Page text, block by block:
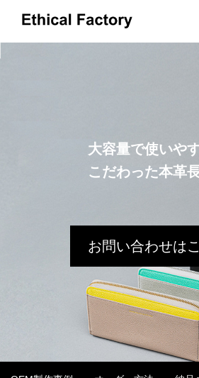
革小物OEMの小ロット生産でオリジナ
大容量で使いや
こだわった本革
お問い合わせは